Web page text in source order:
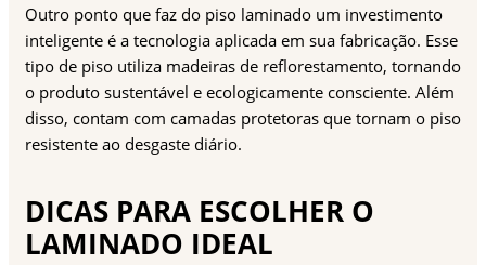
Outro ponto que faz do piso laminado um investimento
inteligente é a tecnologia aplicada em sua fabricação. Esse
tipo de piso utiliza madeiras de reflorestamento, tornando
o produto sustentável e ecologicamente consciente. Além
disso, contam com camadas protetoras que tornam o piso
resistente ao desgaste diário.
DICAS PARA ESCOLHER O
LAMINADO IDEAL